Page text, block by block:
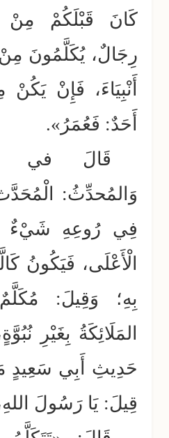
كَانَ قَبْلَكُمْ مِنْ
رِجَالٌ، يُكَلَّمُونَ مِنْ
أَنْبِيَاءَ، فَإِنْ
أَحَدٌ: فَعُمَرُ».
قَالَ في
وَالمُحدِّثُ:
فِي رُوعِهِ شَيْءٌ
الْأَعْلَى، فَيَكُونُ
بِهِ؛ وَقِيلَ:
المَلَائِكَةُ بِغَيْرِ
حَدِيثِ أَبِي سَعِيدٍ
قِيلَ: يَا رَسُولَ